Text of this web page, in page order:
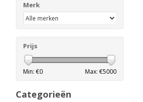
Merk
Prijs
Min: €0 Max: €5000
Categorieën